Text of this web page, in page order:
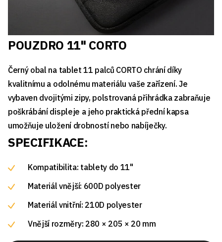
POUZDRO 11" CORTO
Černý obal na tablet 11 palců CORTO chrání díky
kvalitnímu a odolnému materiálu vaše zařízení. Je
vybaven dvojitými zipy, polstrovaná přihrádka zabraňuje
poškrábání displeje a jeho praktická přední kapsa
umožňuje uložení drobností nebo nabíječky.
SPECIFIKACE:
Kompatibilita: tablety do 11"
Materiál vnější: 600D polyester
Materiál vnitřní: 210D polyester
Vnější rozměry: 280 × 205 × 20 mm